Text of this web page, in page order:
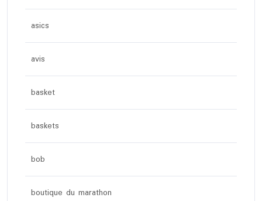
asics
avis
basket
baskets
bob
boutique du marathon